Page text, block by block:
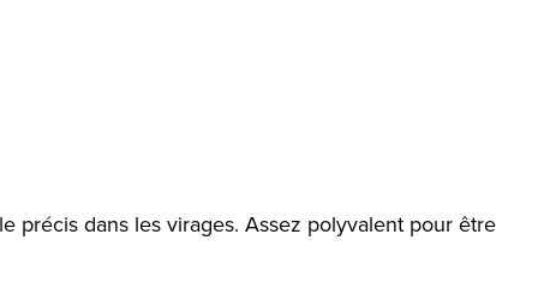
précis dans les virages. Assez polyvalent pour être